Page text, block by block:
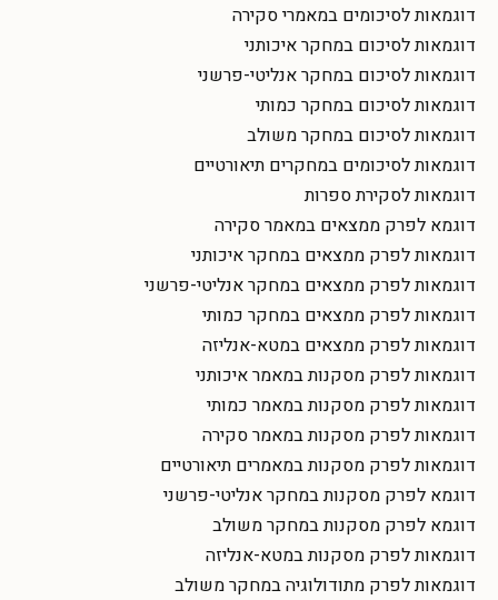
דוגמאות לסיכומים במאמרי סקירה
דוגמאות לסיכום במחקר איכותני
דוגמאות לסיכום במחקר אנליטי-פרשני
דוגמאות לסיכום במחקר כמותי
דוגמאות לסיכום במחקר משולב
דוגמאות לסיכומים במחקרים תיאורטיים
דוגמאות לסקירת ספרות
דוגמא לפרק ממצאים במאמר סקירה
דוגמאות לפרק ממצאים במחקר איכותני
דוגמאות לפרק ממצאים במחקר אנליטי-פרשני
דוגמאות לפרק ממצאים במחקר כמותי
דוגמאות לפרק ממצאים במטא-אנליזה
דוגמאות לפרק מסקנות במאמר איכותני
דוגמאות לפרק מסקנות במאמר כמותי
דוגמאות לפרק מסקנות במאמר סקירה
דוגמאות לפרק מסקנות במאמרים תיאורטיים
דוגמא לפרק מסקנות במחקר אנליטי-פרשני
דוגמא לפרק מסקנות במחקר משולב
דוגמאות לפרק מסקנות במטא-אנליזה
דוגמאות לפרק מתודולוגיה במחקר משולב